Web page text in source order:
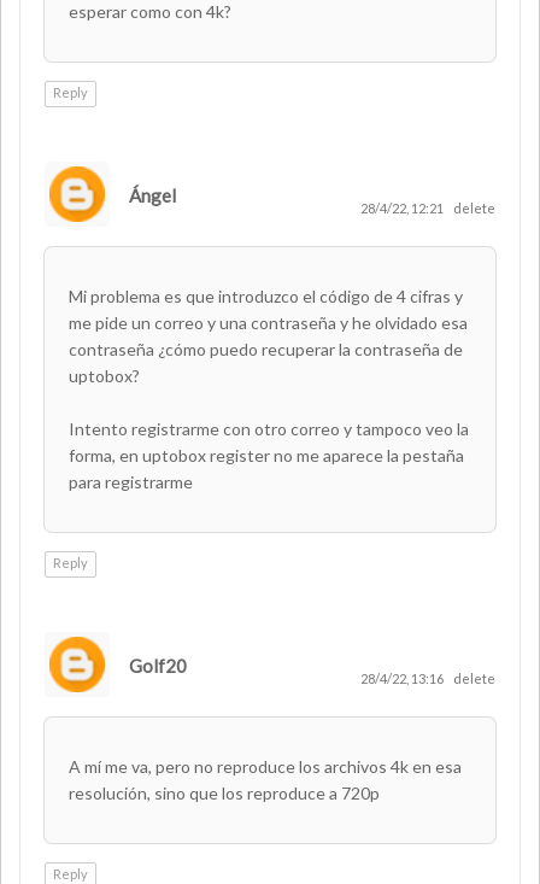
esperar como con 4k?
Reply
Ángel
28/4/22, 12:21 delete
Mi problema es que introduzco el código de 4 cifras y
me pide un correo y una contraseña y he olvidado esa
contraseña ¿cómo puedo recuperar la contraseña de
uptobox?
Intento registrarme con otro correo y tampoco veo la
forma, en uptobox register no me aparece la pestaña
para registrarme
Reply
Golf20
28/4/22, 13:16 delete
A mí me va, pero no reproduce los archivos 4k en esa
resolución, sino que los reproduce a 720p
Reply